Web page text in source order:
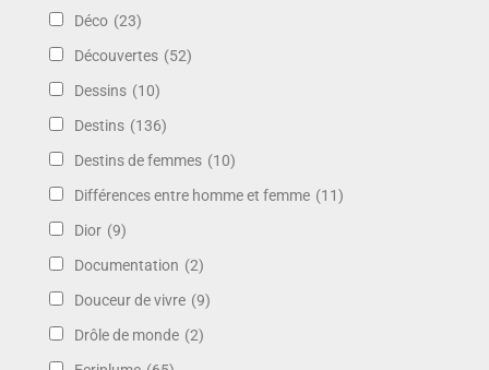
Déco (23)
Découvertes (52)
Dessins (10)
Destins (136)
Destins de femmes (10)
Différences entre homme et femme (11)
Dior (9)
Documentation (2)
Douceur de vivre (9)
Drôle de monde (2)